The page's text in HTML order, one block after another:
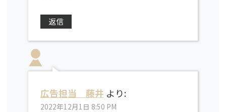
返信
広告担当 藤井 より:
2022年12月1日 8:50 PM